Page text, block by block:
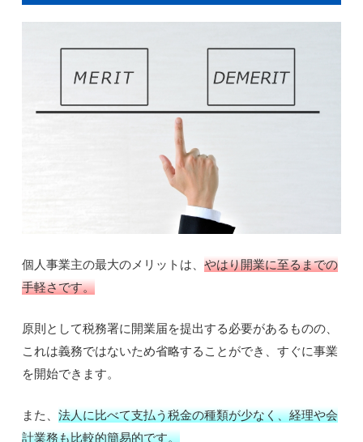
個人事業主の最大のメリットは、やはり開業に至るまでの
手軽さです。
原則として税務署に開業届を提出する必要があるものの、
これは義務ではないため省略することができ、すぐに事業
を開始できます。
また、法人に比べて支払う税金の種類が少なく、経理や会
計業務も比較的簡易的です。